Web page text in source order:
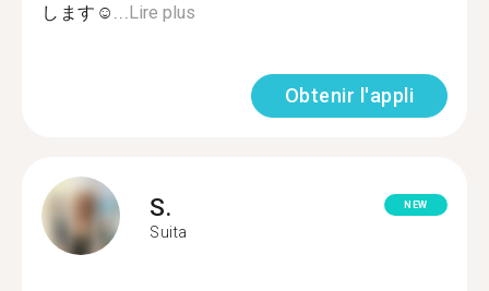
します☺... Lire plus
Obtenir l'appli
S.
Suita
NEW